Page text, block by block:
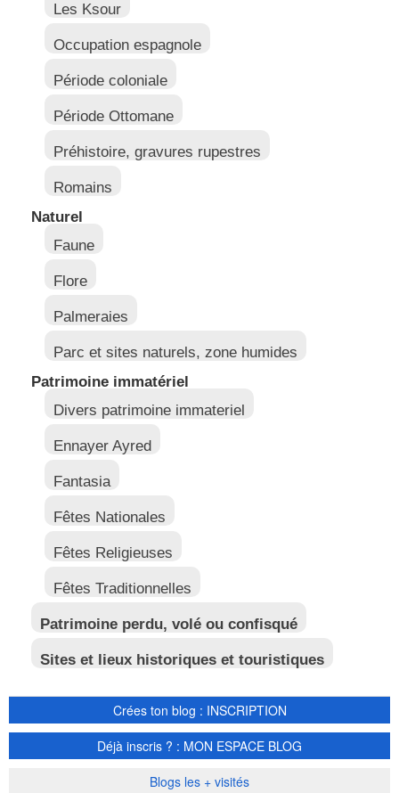
Les Ksour
Occupation espagnole
Période coloniale
Période Ottomane
Préhistoire, gravures rupestres
Romains
Naturel
Faune
Flore
Palmeraies
Parc et sites naturels, zone humides
Patrimoine immatériel
Divers patrimoine immateriel
Ennayer Ayred
Fantasia
Fêtes Nationales
Fêtes Religieuses
Fêtes Traditionnelles
Patrimoine perdu, volé ou confisqué
Sites et lieux historiques et touristiques
Crées ton blog : INSCRIPTION
Déjà inscris ? : MON ESPACE BLOG
Blogs les + visités